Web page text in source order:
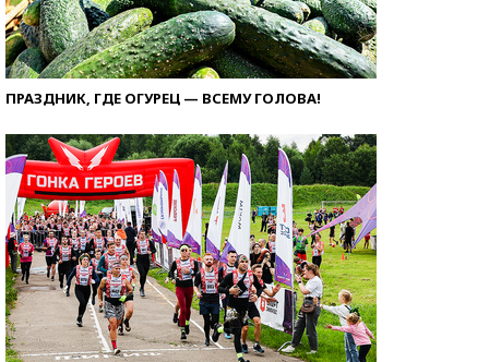
ПРАЗДНИК, ГДЕ ОГУРЕЦ — ВСЕМУ ГОЛОВА!